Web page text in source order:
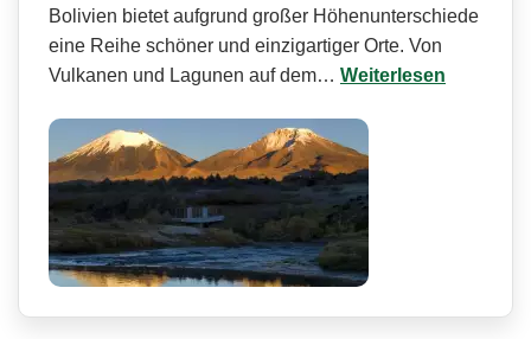
Bolivien bietet aufgrund großer Höhenunterschiede
eine Reihe schöner und einzigartiger Orte. Von
Vulkanen und Lagunen auf dem… Weiterlesen